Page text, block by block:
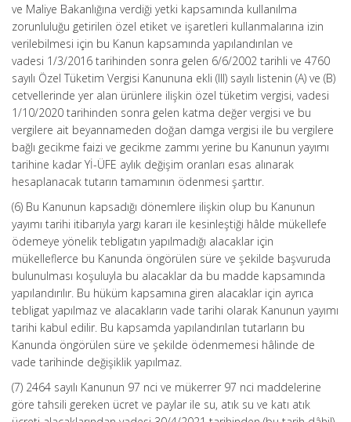
ve Maliye Bakanlığına verdiği yetki kapsamında kullanılma
zorunluluğu getirilen özel etiket ve işaretleri kullanmalarına izin
verilebilmesi için bu Kanun kapsamında yapılandırılan ve
vadesi 1/3/2016 tarihinden sonra gelen 6/6/2002 tarihli ve 4760
sayılı Özel Tüketim Vergisi Kanununa ekli (III) sayılı listenin (A) ve (B)
cetvellerinde yer alan ürünlere ilişkin özel tüketim vergisi, vadesi
1/10/2020 tarihinden sonra gelen katma değer vergisi ve bu
vergilere ait beyannameden doğan damga vergisi ile bu vergilere
bağlı gecikme faizi ve gecikme zammı yerine bu Kanunun yayımı
tarihine kadar Yİ-ÜFE aylık değişim oranları esas alınarak
hesaplanacak tutarın tamamının ödenmesi şarttır.
(6) Bu Kanunun kapsadığı dönemlere ilişkin olup bu Kanunun
yayımı tarihi itibarıyla yargı kararı ile kesinleştiği hâlde mükellefe
ödemeye yönelik tebligatın yapılmadığı alacaklar için
mükelleflerce bu Kanunda öngörülen süre ve şekilde başvuruda
bulunulması koşuluyla bu alacaklar da bu madde kapsamında
yapılandırılır. Bu hüküm kapsamına giren alacaklar için ayrıca
tebligat yapılmaz ve alacakların vade tarihi olarak Kanunun yayımı
tarihi kabul edilir. Bu kapsamda yapılandırılan tutarların bu
Kanunda öngörülen süre ve şekilde ödenmemesi hâlinde de
vade tarihinde değişiklik yapılmaz.
(7) 2464 sayılı Kanunun 97 nci ve mükerrer 97 nci maddelerine
göre tahsili gereken ücret ve paylar ile su, atık su ve katı atık